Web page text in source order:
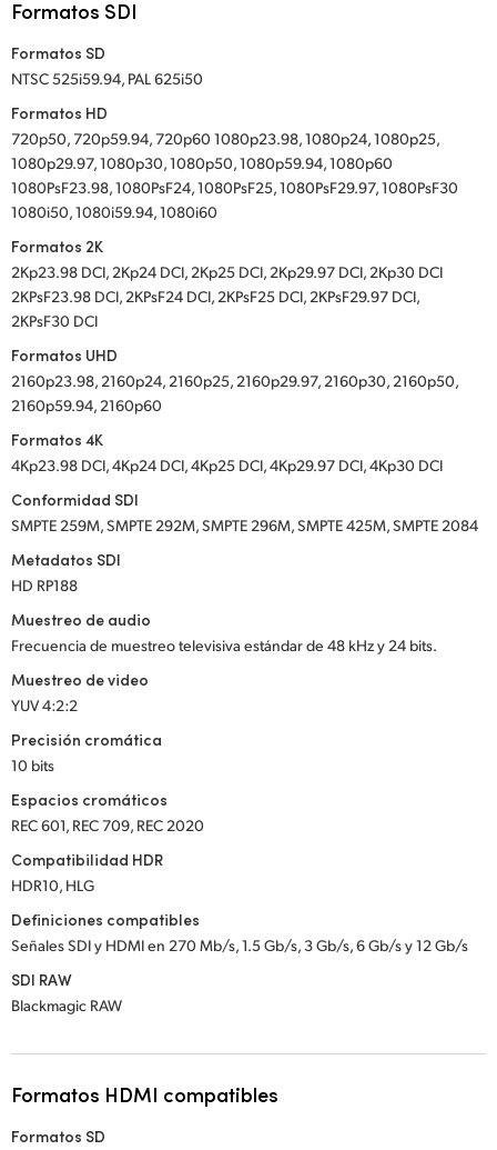
Formatos SDI
Formatos SD
NTSC 525i59.94, PAL 625i50
Formatos HD
720p50, 720p59.94, 720p60 1080p23.98, 1080p24, 1080p25,
1080p29.97, 1080p30, 1080p50, 1080p59.94, 1080p60
1080PsF23.98, 1080PsF24, 1080PsF25, 1080PsF29.97, 1080PsF30
1080i50, 1080i59.94, 1080i60
Formatos 2K
2Kp23.98 DCI, 2Kp24 DCI, 2Kp25 DCI, 2Kp29.97 DCI, 2Kp30 DCI
2KPsF23.98 DCI, 2KPsF24 DCI, 2KPsF25 DCI, 2KPsF29.97 DCI,
2KPsF30 DCI
Formatos UHD
2160p23.98, 2160p24, 2160p25, 2160p29.97, 2160p30, 2160p50,
2160p59.94, 2160p60
Formatos 4K
4Kp23.98 DCI, 4Kp24 DCI, 4Kp25 DCI, 4Kp29.97 DCI, 4Kp30 DCI
Conformidad SDI
SMPTE 259M, SMPTE 292M, SMPTE 296M, SMPTE 425M, SMPTE 2084
Metadatos SDI
HD RP188
Muestreo de audio
Frecuencia de muestreo televisiva estándar de 48 kHz y 24 bits.
Muestreo de video
YUV 4:2:2
Precisión cromática
10 bits
Espacios cromáticos
REC 601, REC 709, REC 2020
Compatibilidad HDR
HDR10, HLG
Definiciones compatibles
Señales SDI y HDMI en 270 Mb/s, 1.5 Gb/s, 3 Gb/s, 6 Gb/s y 12 Gb/s
SDI RAW
Blackmagic RAW
Formatos HDMI compatibles
Formatos SD